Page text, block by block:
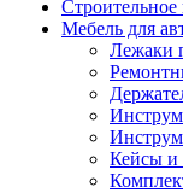
Строительное
Мебель для
Лежаки
Кейсы и